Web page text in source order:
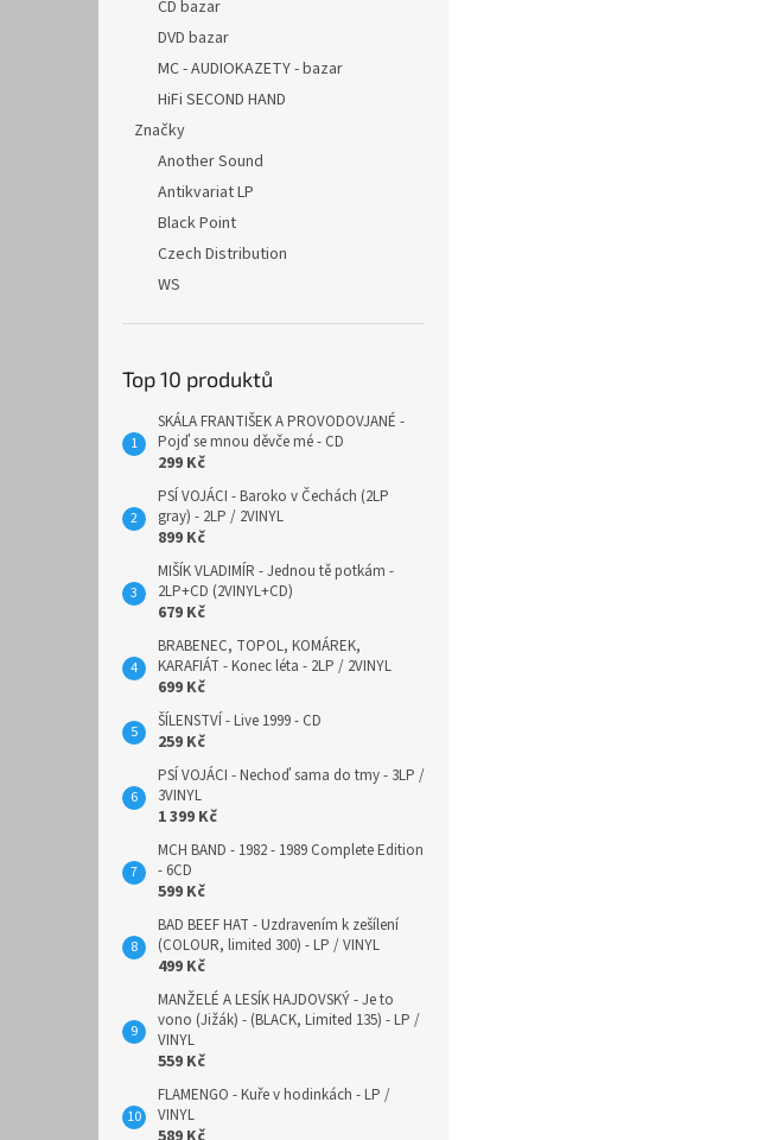
CD bazar
DVD bazar
MC - AUDIOKAZETY - bazar
HiFi SECOND HAND
Značky
Another Sound
Antikvariat LP
Black Point
Czech Distribution
WS
Top 10 produktů
SKÁLA FRANTIŠEK A PROVODOVJANÉ -
Pojď se mnou děvče mé - CD
299 Kč
PSÍ VOJÁCI - Baroko v Čechách (2LP
gray) - 2LP / 2VINYL
899 Kč
MIŠÍK VLADIMÍR - Jednou tě potkám -
2LP+CD (2VINYL+CD)
679 Kč
BRABENEC, TOPOL, KOMÁREK,
KARAFIÁT - Konec léta - 2LP / 2VINYL
699 Kč
ŠÍLENSTVÍ - Live 1999 - CD
259 Kč
PSÍ VOJÁCI - Nechoď sama do tmy - 3LP /
3VINYL
1 399 Kč
MCH BAND - 1982 - 1989 Complete Edition
- 6CD
599 Kč
BAD BEEF HAT - Uzdravením k zešílení
(COLOUR, limited 300) - LP / VINYL
499 Kč
MANŽELÉ A LESÍK HAJDOVSKÝ - Je to
vono (Jižák) - (BLACK, Limited 135) - LP /
VINYL
559 Kč
FLAMENGO - Kuře v hodinkách - LP /
VINYL